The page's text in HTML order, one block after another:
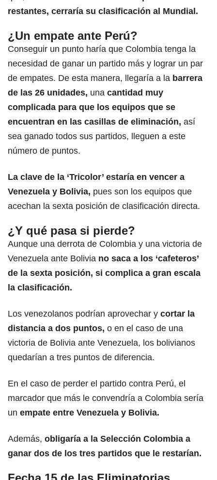
restantes, cerraría su clasificación al Mundial.
¿Un empate ante Perú?
Conseguir un punto haría que Colombia tenga la
necesidad de ganar un partido más y lograr un par
de empates. De esta manera, llegaría a la barrera
de las 26 unidades, una cantidad muy
complicada para que los equipos que se
encuentran en las casillas de eliminación, así
sea ganado todos sus partidos, lleguen a este
número de puntos.
La clave de la ‘Tricolor’ estaría en vencer a
Venezuela y Bolivia, pues son los equipos que
acechan la sexta posición de clasificación directa.
¿Y qué pasa si pierde?
Aunque una derrota de Colombia y una victoria de
Venezuela ante Bolivia no saca a los ‘cafeteros’
de la sexta posición, si complica a gran escala
la clasificación.
Los venezolanos podrían aprovechar y cortar la
distancia a dos puntos, o en el caso de una
victoria de Bolivia ante Venezuela, los bolivianos
quedarían a tres puntos de diferencia.
En el caso de perder el partido contra Perú, el
marcador que más le convendría a Colombia sería
un empate entre Venezuela y Bolivia.
Además, obligaría a la Selección Colombia a
ganar dos de los tres partidos que le restarían.